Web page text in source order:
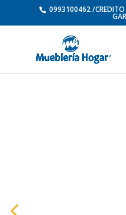
0993100462 /CREDITO